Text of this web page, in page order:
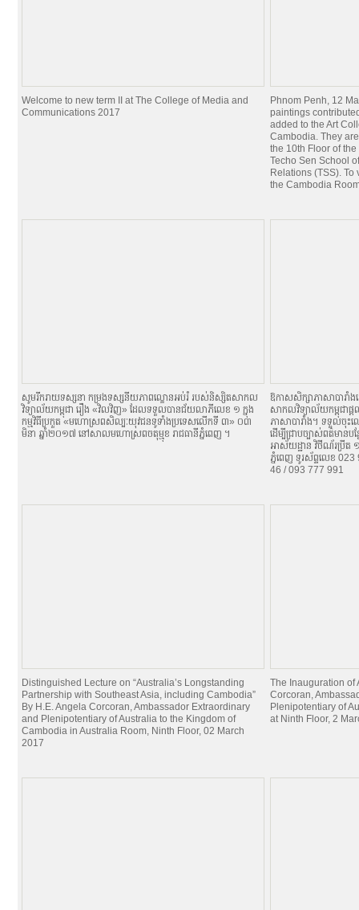
Welcome to new term II at The College of Media and
Communications 2017
Phnom Penh, 12
paintings
added to the Art
Cambodia. They
the 10th Floor of
Techo Sen School
Relations (TSS).
the Cambodia
សូមរីករាយទស្សនា កម្រងទស្សនីយភាពល្ខោនអប់រំ របស់និស្សិតសាកល
វិទ្យាល័យកម្ពុជា រឿង «វិលវិញ» ដែលទទួលបានជ័យលាភីលេខ ១ ក្នុង
កម្មវិធីប្រកួត «មហោស្រពសិល្បៈយុវជនទូទាំងប្រទេសលើកទី ៣» ០៣
មិនា ឆ្នាំ២០១៧ នៅសាលមហោស្រពចតុម្មុខ រាជធានីភ្នំពេញ ។
ឱកាសសិក្សាភាសាបារ
សាកលវិទ្យាល័យកម្ពុជាផ្
ភាសាបារាំង។ ទទួលចុះ
ដើម្បីជ្រាបច្បាស់ពត៌មាន
អាស័យដ្ឋាន វិថីណ័រប្រីត
ភ្នំពេញ ទូរស័ព្ទលេខ
46 / 093 777 991
Distinguished Lecture on “Australia’s Longstanding
Partnership with Southeast Asia, including Cambodia”
By H.E. Angela Corcoran, Ambassador Extraordinary
and Plenipotentiary of Australia to the Kingdom of
Cambodia in Australia Room, Ninth Floor, 02 March
2017
The Inauguration of
Corcoran,
Plenipotentiary of
at Ninth Floor, 2